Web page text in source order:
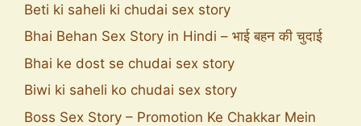
Beti ki saheli ki chudai sex story
Bhai Behan Sex Story in Hindi – भाई बहन की चुदाई
Bhai ke dost se chudai sex story
Biwi ki saheli ko chudai sex story
Boss Sex Story – Promotion Ke Chakkar Mein